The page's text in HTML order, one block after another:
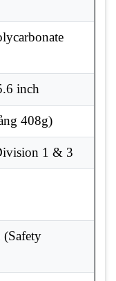
inch
408g)
1 & 3
(Safety